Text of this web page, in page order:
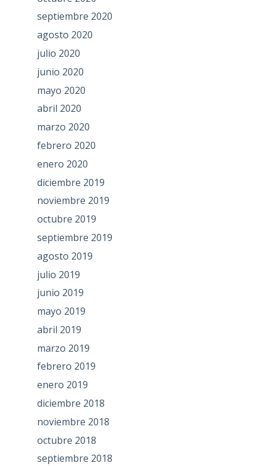
septiembre 2020
agosto 2020
julio 2020
junio 2020
mayo 2020
abril 2020
marzo 2020
febrero 2020
enero 2020
diciembre 2019
noviembre 2019
octubre 2019
septiembre 2019
agosto 2019
julio 2019
junio 2019
mayo 2019
abril 2019
marzo 2019
febrero 2019
enero 2019
diciembre 2018
noviembre 2018
octubre 2018
septiembre 2018